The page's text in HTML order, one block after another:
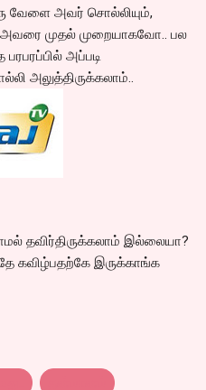
வேளை அவர் சொல்லியும்,
அவரை முதல் முறையாகவோ.. பல
அப்படி
அலுத்திருக்கலாம்..
தவிர்திருக்கலாம் இல்லையா?
கவிழ்பதற்கே இருக்காங்க